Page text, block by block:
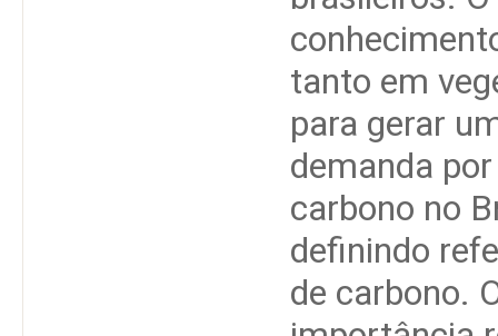
tanto em
para gerar
demanda
carbono no
definindo
de carbono.